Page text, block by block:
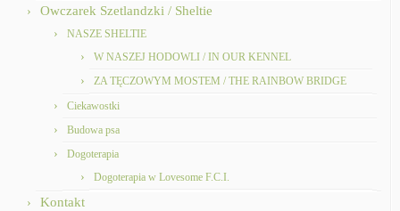
Owczarek Szetlandzki / Sheltie
NASZE SHELTIE
W NASZEJ HODOWLI / IN OUR KENNEL
ZA TĘCZOWYM MOSTEM / THE RAINBOW BRIDGE
Ciekawostki
Budowa psa
Dogoterapia
Dogoterapia w Lovesome F.C.I.
Kontakt